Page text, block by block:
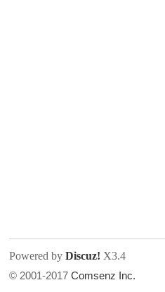
Powered byDiscuz! X3.4
© 2001-2017Comsenz Inc.